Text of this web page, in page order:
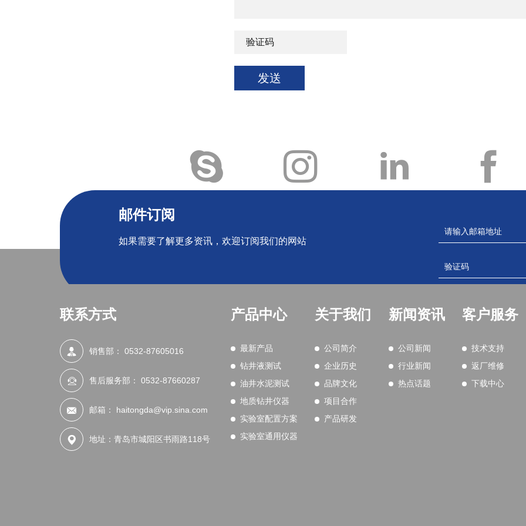
发送
邮件订阅
如果需要了解更多资讯，欢迎订阅我们的网站
联系方式
销售部： 0532-87605016
售后服务部： 0532-87660287
邮箱： haitongda@vip.sina.com
地址：青岛市城阳区书雨路118号
产品中心
最新产品
钻井液测试
油井水泥测试
地质钻井仪器
实验室配置方案
实验室通用仪器
关于我们
公司简介
企业历史
品牌文化
项目合作
产品研发
新闻资讯
公司新闻
行业新闻
热点话题
客户服务
技术支持
返厂维修
下载中心